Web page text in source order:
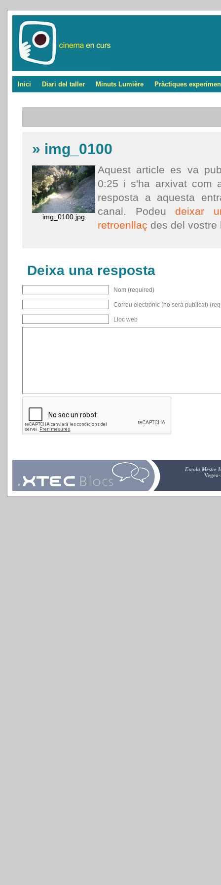
Inici Diari del taller Minuts Lumière Pràctiques
» img_0100
img_0100.jpg
Aquest article es va
0:25 i s'ha arxivat com
resposta a aquesta
canal. Podeudeixar
retroenllaç des del vostre
Deixa una resposta
Nom (required)
Correu electrònic (no serà publicat)
Lloc web
Escola Mestre